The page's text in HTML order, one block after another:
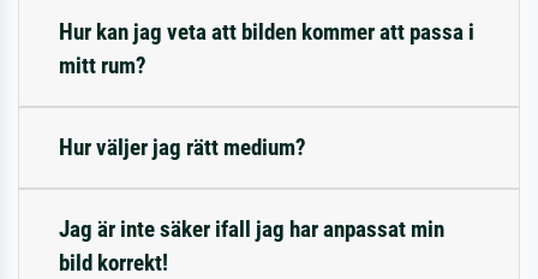
Hur kan jag veta att bilden kommer att passa i
mitt rum?
Hur väljer jag rätt medium?
Jag är inte säker ifall jag har anpassat min
bild korrekt!